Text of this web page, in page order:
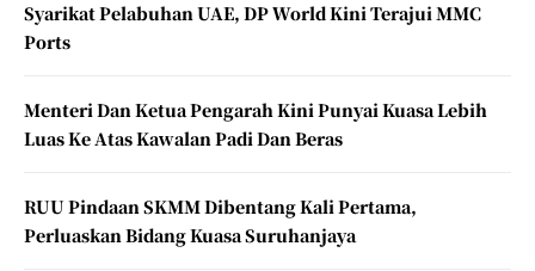
Syarikat Pelabuhan UAE, DP World Kini Terajui MMC
Ports
Menteri Dan Ketua Pengarah Kini Punyai Kuasa Lebih
Luas Ke Atas Kawalan Padi Dan Beras
RUU Pindaan SKMM Dibentang Kali Pertama,
Perluaskan Bidang Kuasa Suruhanjaya